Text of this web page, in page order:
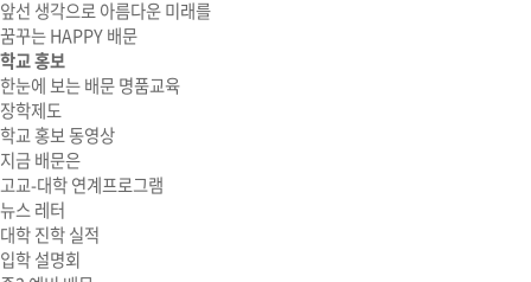
앞선 생각으로 아름다운 미래를
꿈꾸는 HAPPY 배문
학교 홍보
한눈에 보는 배문 명품교육
장학제도
학교 홍보 동영상
지금 배문은
고교-대학 연계프로그램
뉴스 레터
대학 진학 실적
입학 설명회